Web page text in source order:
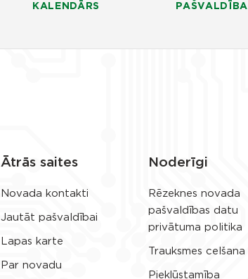
KALENDĀRS
PAŠVALDĪBAI
Ātrās saites
Novada kontakti
Jautāt pašvaldībai
Lapas karte
Par novadu
Noderīgi
Rēzeknes novada
pašvaldības datu
privātuma politika
Trauksmes celšana
Piekļūstamība